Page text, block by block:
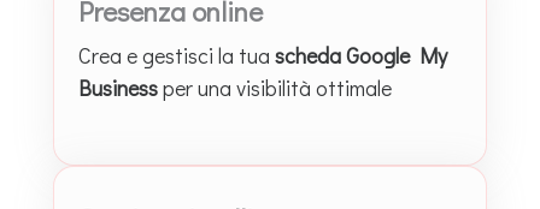
Presenza online
Crea e gestisci la tua scheda Google My
Businessper una visibilità ottimale